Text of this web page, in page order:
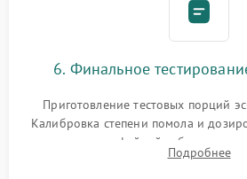
6. Финальное
Приготовление тестовых порций
Калибровка степени помола и
плотности кофейной таблетки,
качества молочной пены. Контроль
Подробнее